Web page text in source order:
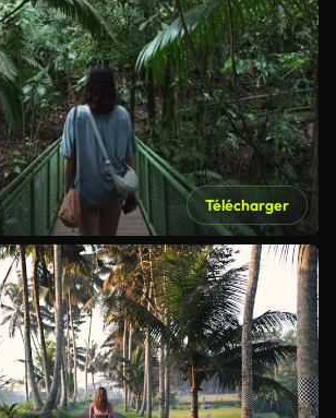
Télécharger